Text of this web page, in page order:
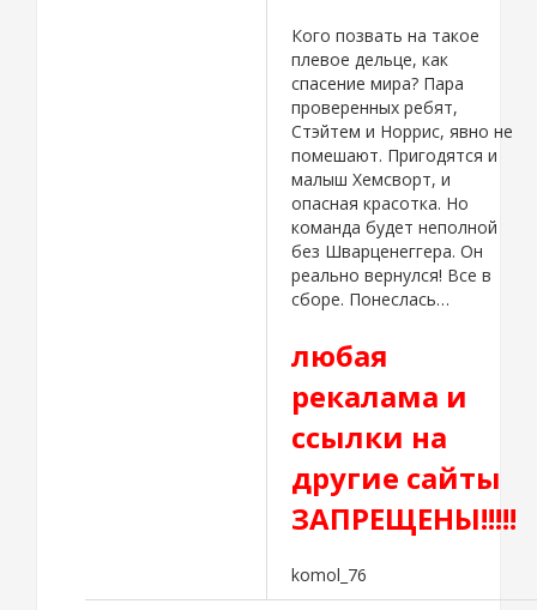
Кого позвать на такое
плевое дельце, как
спасение мира? Пара
проверенных ребят,
Стэйтем и Норрис, явно не
помешают. Пригодятся и
малыш Хемсворт, и
опасная красотка. Но
команда будет неполной
без Шварценеггера. Он
реально вернулся! Все в
сборе. Понеслась…
любая
рекалама и
ссылки на
другие сайты
ЗАПРЕЩЕНЫ!!!!!
komol_76